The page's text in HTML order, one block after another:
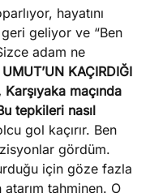
hayatını
geliyor ve “Ben
adam ne
UMUT’UN KAÇIRDIĞI
maçında
tepkileri nasıl
gol kaçırır. Ben
gördüm.
için göze fazla
tahminen. O